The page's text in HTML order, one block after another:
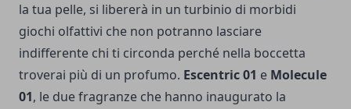
la tua pelle, si libererà in un turbinio di morbidi
giochi olfattivi che non potranno lasciare
indifferente chi ti circonda perché nella boccetta
troverai più di un profumo. Escentric 01 e Molecule
01, le due fragranze che hanno inaugurato la